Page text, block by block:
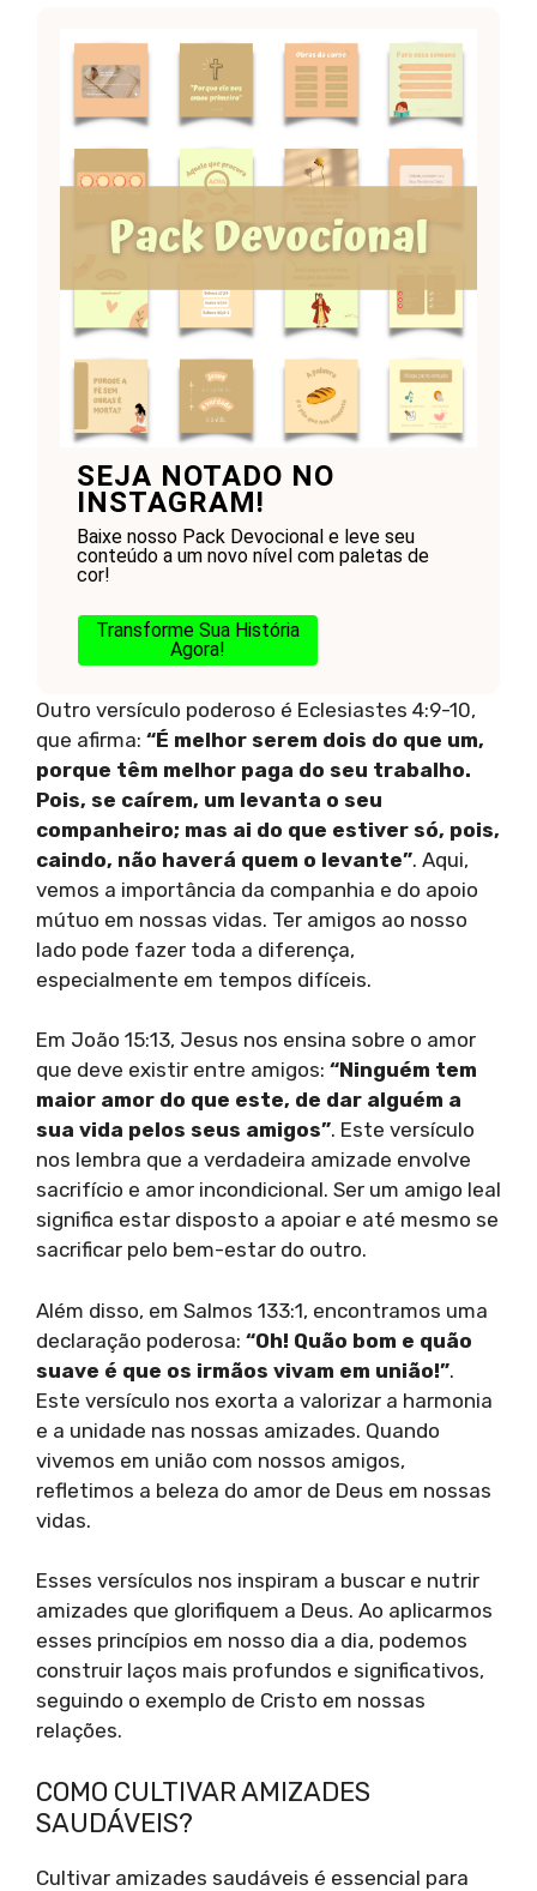
SEJA NOTADO NO
INSTAGRAM!
Baixe nosso Pack Devocional e leve seu
conteúdo a um novo nível com paletas de
cor!
Transforme Sua História
Agora!
Outro versículo poderoso é Eclesiastes 4:9-10,
que afirma: “É melhor serem dois do que um,
porque têm melhor paga do seu trabalho.
Pois, se caírem, um levanta o seu
companheiro; mas ai do que estiver só, pois,
caindo, não haverá quem o levante”. Aqui,
vemos a importância da companhia e do apoio
mútuo em nossas vidas. Ter amigos ao nosso
lado pode fazer toda a diferença,
especialmente em tempos difíceis.
Em João 15:13, Jesus nos ensina sobre o amor
que deve existir entre amigos: “Ninguém tem
maior amor do que este, de dar alguém a
sua vida pelos seus amigos”. Este versículo
nos lembra que a verdadeira amizade envolve
sacrifício e amor incondicional. Ser um amigo leal
significa estar disposto a apoiar e até mesmo se
sacrificar pelo bem-estar do outro.
Além disso, em Salmos 133:1, encontramos uma
declaração poderosa: “Oh! Quão bom e quão
suave é que os irmãos vivam em união!”.
Este versículo nos exorta a valorizar a harmonia
e a unidade nas nossas amizades. Quando
vivemos em união com nossos amigos,
refletimos a beleza do amor de Deus em nossas
vidas.
Esses versículos nos inspiram a buscar e nutrir
amizades que glorifiquem a Deus. Ao aplicarmos
esses princípios em nosso dia a dia, podemos
construir laços mais profundos e significativos,
seguindo o exemplo de Cristo em nossas
relações.
COMO CULTIVAR AMIZADES
SAUDÁVEIS?
Cultivar amizades saudáveis é essencial para